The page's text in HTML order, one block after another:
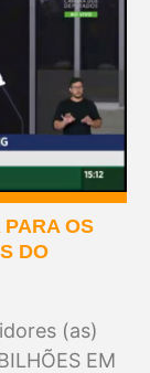
OS
DO
(as)
EM